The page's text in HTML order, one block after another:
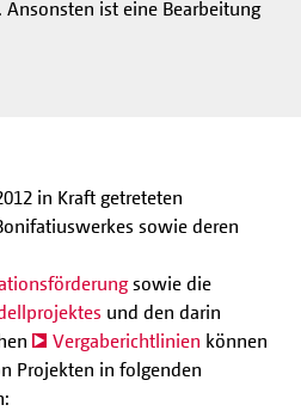
ist eine Bearbeitung
in Kraft getreteten
sowie deren
sowie die
und den darin
Vergaberichtlinien können
Projekten in folgenden